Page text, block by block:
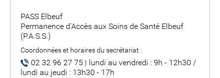
PASS Elbeuf
Permanence d'Accès aux Soins de Santé Elbeuf
(P.A.S.S.)
Coordonnées et horaires du secrétariat :
02 32 96 27 75 | lundi au vendredi : 9h - 12h30 /
lundi au jeudi : 13h30 - 17h